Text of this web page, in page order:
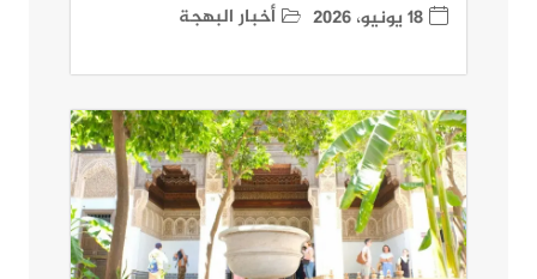
18 يونيو، 2026 أخبار البهجة